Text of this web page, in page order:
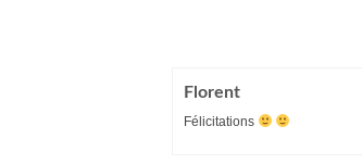
Florent
Félicitations